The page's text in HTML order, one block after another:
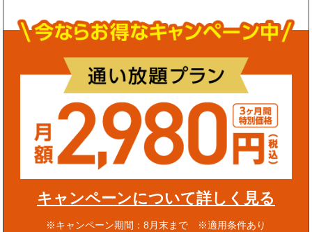
キャンペーンについて詳しく見る
※キャンペーン期間：8月末まで ※適用条件あり